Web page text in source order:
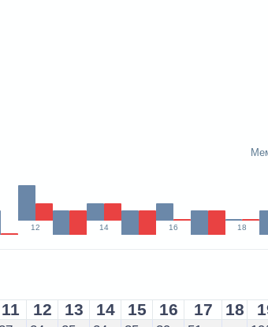
12 14 16 18
11 12 13 14 15 16 17 18